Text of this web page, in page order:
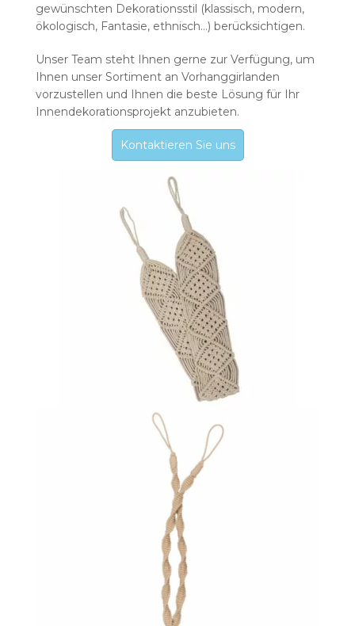
gewünschten Dekorationsstil (klassisch, modern,
ökologisch, Fantasie, ethnisch…) berücksichtigen.
Unser Team steht Ihnen gerne zur Verfügung, um
Ihnen unser Sortiment an Vorhanggirlanden
vorzustellen und Ihnen die beste Lösung für Ihr
Innendekorationsprojekt anzubieten.
Kontaktieren Sie uns